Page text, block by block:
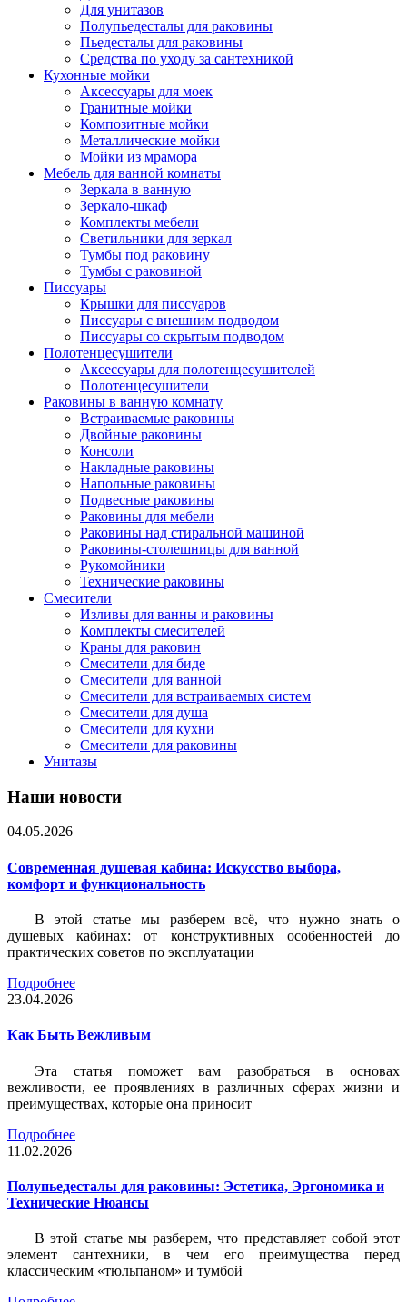
Для унитазов
Полупьедесталы для раковины
Пьедесталы для раковины
Средства по уходу за сантехникой
Кухонные мойки
Аксессуары для моек
Гранитные мойки
Композитные мойки
Металлические мойки
Мойки из мрамора
Мебель для ванной комнаты
Зеркала в ванную
Зеркало-шкаф
Комплекты мебели
Светильники для зеркал
Тумбы под раковину
Тумбы с раковиной
Писсуары
Крышки для писсуаров
Писсуары с внешним подводом
Писсуары со скрытым подводом
Полотенцесушители
Аксессуары для полотенцесушителей
Полотенцесушители
Раковины в ванную комнату
Встраиваемые раковины
Двойные раковины
Консоли
Накладные раковины
Напольные раковины
Подвесные раковины
Раковины для мебели
Раковины над стиральной машиной
Раковины-столешницы для ванной
Рукомойники
Технические раковины
Смесители
Изливы для ванны и раковины
Комплекты смесителей
Краны для раковин
Смесители для биде
Смесители для ванной
Смесители для встраиваемых систем
Смесители для душа
Смесители для кухни
Смесители для раковины
Унитазы
Наши новости
04.05.2026
Современная душевая кабина: Искусство выбора,
комфорт и функциональность
В этой статье мы разберем всё, что нужно знать о
душевых кабинах: от конструктивных особенностей до
практических советов по эксплуатации
Подробнее
23.04.2026
Как Быть Вежливым
Эта статья поможет вам разобраться в основах
вежливости, ее проявлениях в различных сферах жизни и
преимуществах, которые она приносит
Подробнее
11.02.2026
Полупьедесталы для раковины: Эстетика, Эргономика и
Технические Нюансы
В этой статье мы разберем, что представляет собой этот
элемент сантехники, в чем его преимущества перед
классическим «тюльпаном» и тумбой